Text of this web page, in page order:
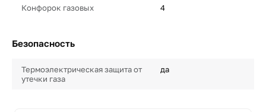
Конфорок газовых 4
Безопасность
Термоэлектрическая защита от
утечки газа
да